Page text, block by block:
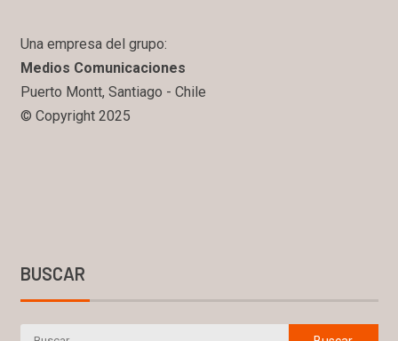
Una empresa del grupo:
Medios Comunicaciones
Puerto Montt, Santiago - Chile
© Copyright 2025
BUSCAR